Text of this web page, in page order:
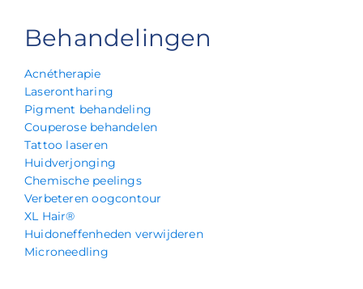
Behandelingen
Acnétherapie
Laserontharing
Pigment behandeling
Couperose behandelen
Tattoo laseren
Huidverjonging
Chemische peelings
Verbeteren oogcontour
XL Hair®
Huidoneffenheden verwijderen
Microneedling